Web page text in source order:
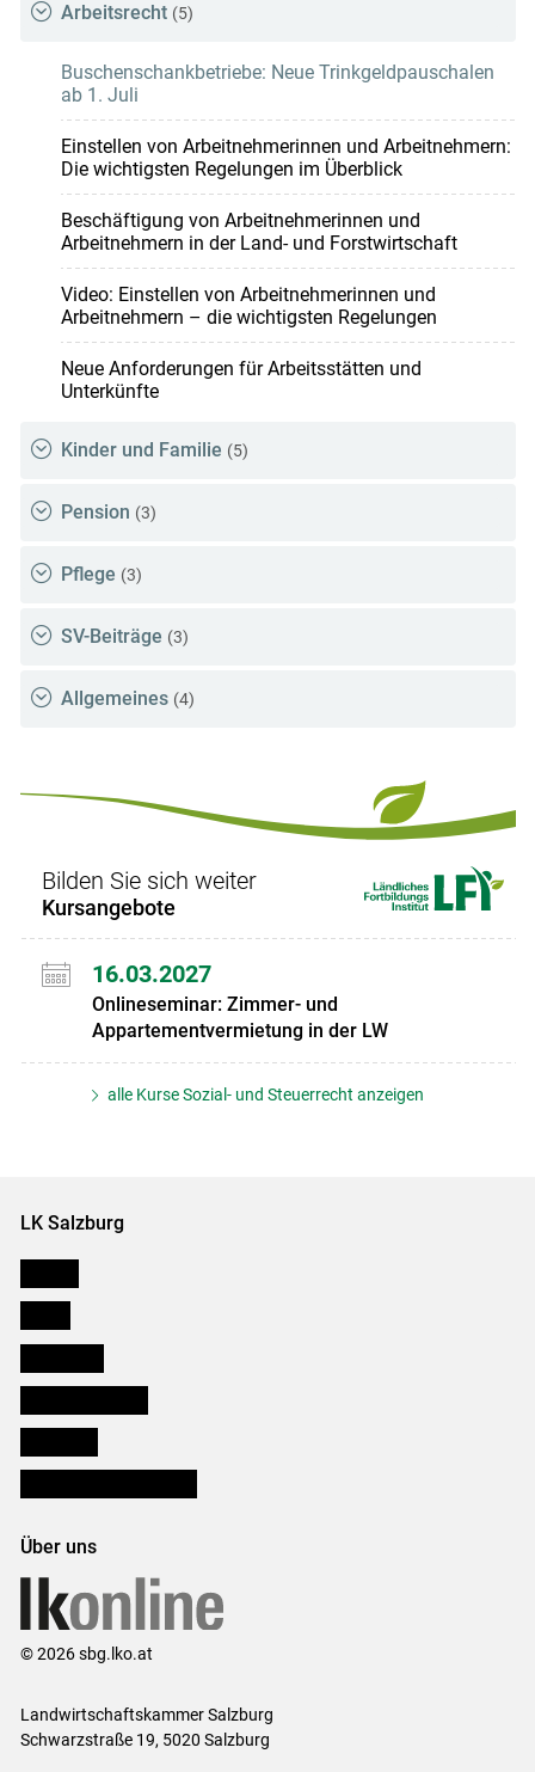
Arbeitsrecht (5)
Buschenschankbetriebe: Neue Trinkgeldpauschalen
ab 1. Juli
Einstellen von Arbeitnehmerinnen und Arbeitnehmern:
Die wichtigsten Regelungen im Überblick
Beschäftigung von Arbeitnehmerinnen und
Arbeitnehmern in der Land- und Forstwirtschaft
Video: Einstellen von Arbeitnehmerinnen und
Arbeitnehmern – die wichtigsten Regelungen
Neue Anforderungen für Arbeitsstätten und
Unterkünfte
Kinder und Familie (5)
Pension (3)
Pflege (3)
SV-Beiträge (3)
Allgemeines (4)
Bilden Sie sich weiter
Kursangebote
16.03.2027
Onlineseminar: Zimmer- und
Appartementvermietung in der LW
alle Kurse Sozial- und Steuerrecht anzeigen
LK Salzburg
Über uns
© 2026 sbg.lko.at
Landwirtschaftskammer Salzburg
Schwarzstraße 19, 5020 Salzburg